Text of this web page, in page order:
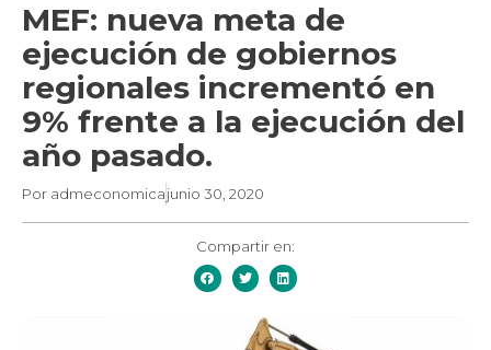
MEF: nueva meta de
ejecución de gobiernos
regionales incrementó en
9% frente a la ejecución del
año pasado.
Por admeconomicajunio 30, 2020
Compartir en: